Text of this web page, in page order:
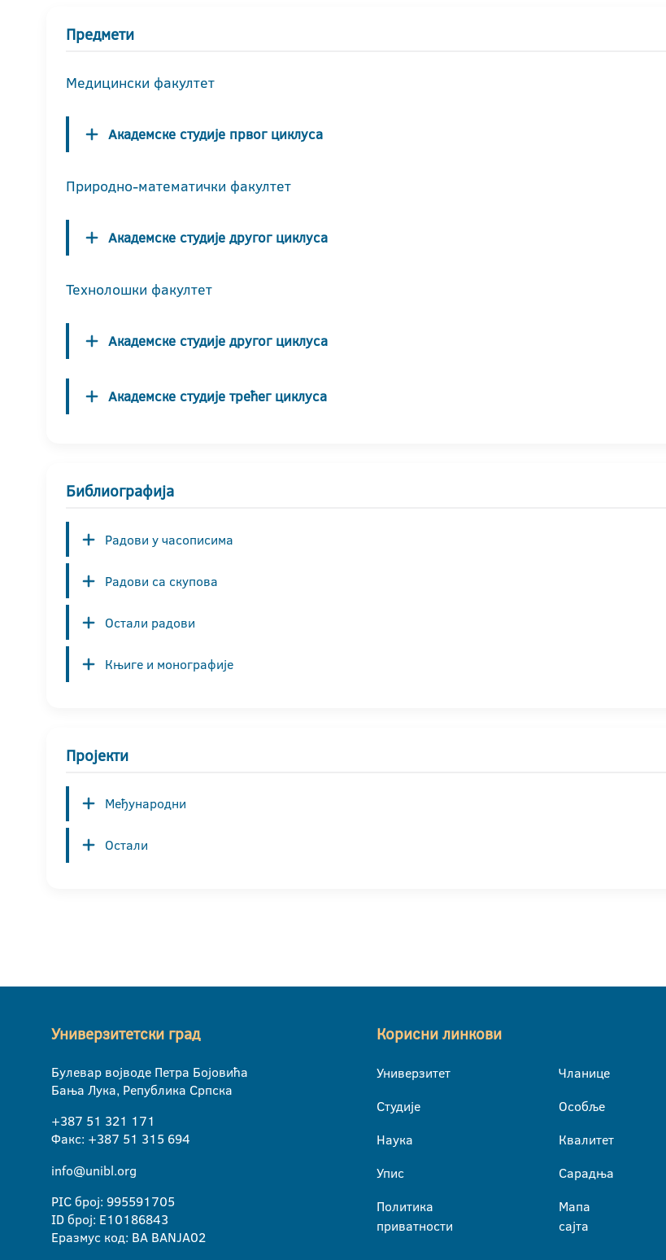
Предмети
Медицински факултет
Академске студије првог циклуса
Природно-математички факултет
Академске студије другог циклуса
Технолошки факултет
Академске студије другог циклуса
Академске студије трећег циклуса
Библиографија
Радови у часописима
Радови са скупова
Остали радови
Књиге и монографије
Пројекти
Међународни
Остали
Универзитетски град
Булевар војводе Петра Бојовића
Бања Лука, Република Српска
+387 51 321 171
Факс: +387 51 315 694
info@unibl.org
PIC број: 995591705
ID број: E10186843
Еразмус код: BA BANJA02
Корисни линкови
Универзитет
Студије
Наука
Упис
Политика
приватности
Чланице
Особље
Квалитет
Сарадња
Мапа
сајта